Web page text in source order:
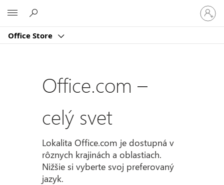
Office Store
sa
k
kontu
Office.com –
celý svet
Lokalita Office.com je dostupná v
rôznych krajinách a oblastiach.
Nižšie si vyberte svoj preferovaný
jazyk.